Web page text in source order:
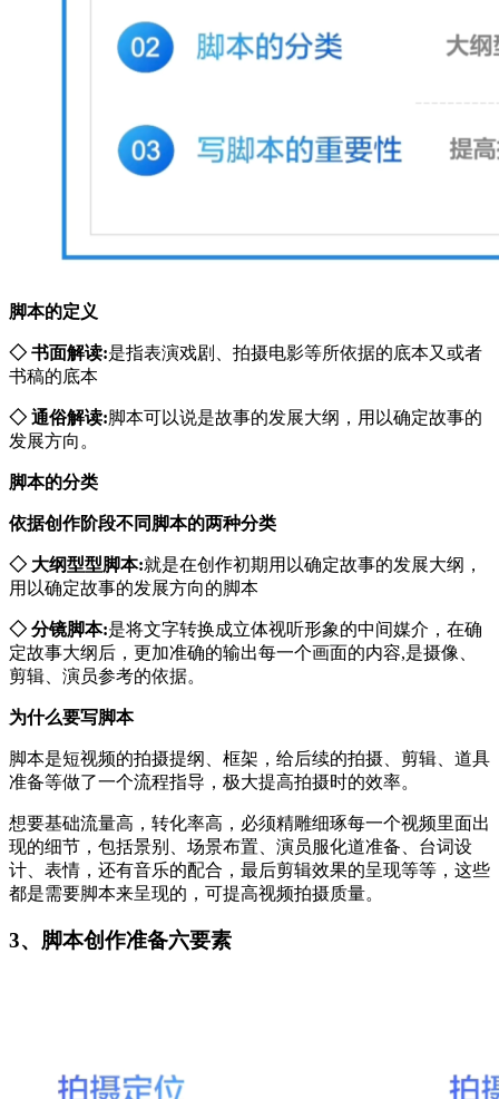
脚本的定义
◇ 书面解读:是指表演戏剧、拍摄电影等所依据的底本又或者
书稿的底本
◇ 通俗解读:脚本可以说是故事的发展大纲，用以确定故事的
发展方向。
脚本的分类
依据创作阶段不同脚本的两种分类
◇ 大纲型型脚本:就是在创作初期用以确定故事的发展大纲，
用以确定故事的发展方向的脚本
◇ 分镜脚本:是将文字转换成立体视听形象的中间媒介，在确
定故事大纲后，更加准确的输出每一个画面的内容,是摄像、
剪辑、演员参考的依据。
为什么要写脚本
脚本是短视频的拍摄提纲、框架，给后续的拍摄、剪辑、道具
准备等做了一个流程指导，极大提高拍摄时的效率。
想要基础流量高，转化率高，必须精雕细琢每一个视频里面出
现的细节，包括景别、场景布置、演员服化道准备、台词设
计、表情，还有音乐的配合，最后剪辑效果的呈现等等，这些
都是需要脚本来呈现的，可提高视频拍摄质量。
3、脚本创作准备六要素